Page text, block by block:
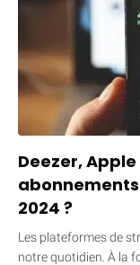
Deezer,
2024 ?
Les plateformes de
notre quotidien. À la